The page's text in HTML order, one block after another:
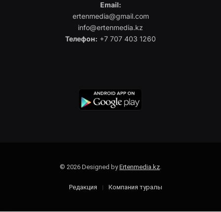
Email:
ertenmedia@gmail.com
info@ertenmedia.kz
Телефон: +7 707 403 1260
© 2026 Designed byErtenmedia.kz.
Редакция Компания туралы